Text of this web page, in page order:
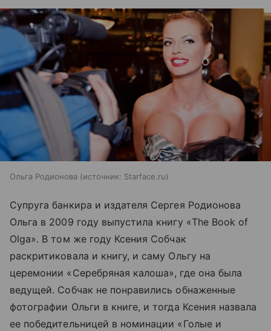
Ольга Родионова источник: Starface.ru
Супруга банкира и издателя Сергея Родионова
Ольга в 2009 году выпустила книгу «The Book of
Olga». В том же году Ксения Собчак
раскритиковала и книгу, и саму Ольгу на
церемонии «Серебряная калоша», где она была
ведущей. Собчак не понравились обнаженные
фотографии Ольги в книге, и тогда Ксения назвала
ее победительницей в номинации «Голые и